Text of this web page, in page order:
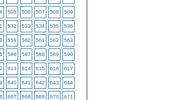
505 506 507 508 509
532 533 534 535 536
559 560 561 562 563
586 587 588 589 590
613 614 615 616 617
640 641 642 643 644
667 668 669 670 671